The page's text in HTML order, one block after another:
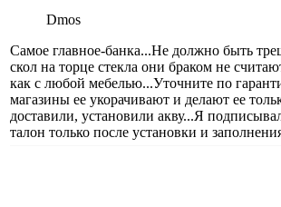
Dmos
Самое главное-банка...Не должно быть
скол на торце стекла они браком не
как с любой мебелью...Уточните по
магазины ее укорачивают и делают ее
доставили, установили акву...Я
талон только после установки и